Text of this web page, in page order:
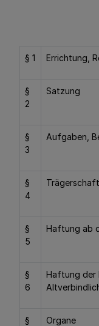
§ 1 Errichtung,
§
2
Satzung
§
3
Aufgaben,
§
4
Trägerschaft
§
5
Haftung ab
§
6
Haftung der
§
Organe